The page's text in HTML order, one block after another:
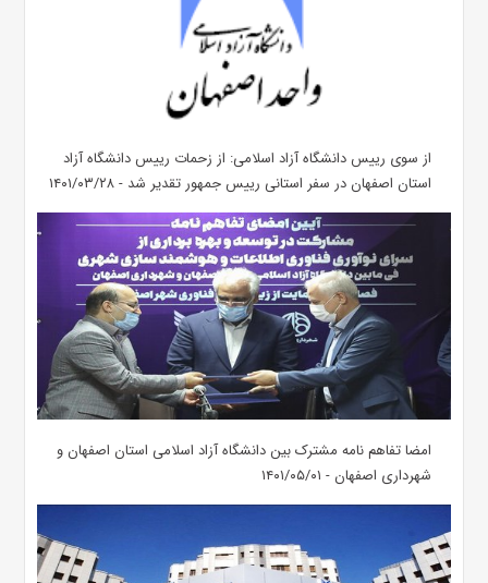
از سوی رییس دانشگاه آزاد اسلامی: از زحمات رییس دانشگاه آزاد
استان اصفهان در سفر استانی رییس جمهور تقدیر شد - ۱۴۰۱/۰۳/۲۸
امضا تفاهم نامه مشترک بین دانشگاه آزاد اسلامی استان اصفهان و
شهرداری اصفهان - ۱۴۰۱/۰۵/۰۱